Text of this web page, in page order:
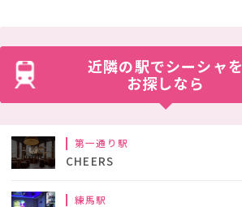
近隣の駅でシーシャを
お探しなら
第一通り駅
CHEERS
練馬駅